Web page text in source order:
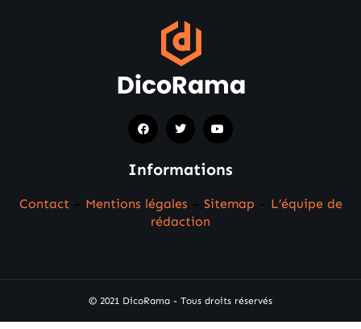
Informations
Contact Mentions légales Sitemap
L’équipe de
rédaction
© 2021 DicoRama - Tous droits réservés